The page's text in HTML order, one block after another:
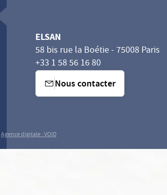
ELSAN
58 bis rue la Boétie - 75008 Paris
+33 1 58 56 16 80
Nous contacter
Agence digitale : VOID